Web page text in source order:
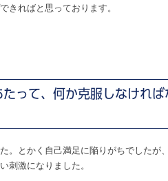
きればと思っております。
って、何か克服しなければ
。とかく自己満足に陥りがちでした
刺激になりました。